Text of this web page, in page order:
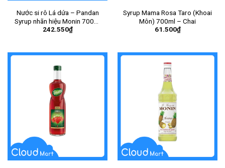
Nước si rô Lá dứa – Pandan
Syrup nhãn hiệu Monin 700ml
– Chai
242.550₫
Syrup Mama Rosa Taro (Khoai
Môn) 700ml – Chai
61.500₫